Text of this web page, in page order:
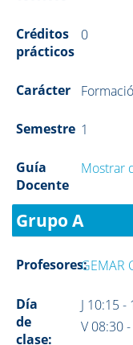
Créditos
prácticos
0
Carácter
Semestre 1
Guía
Docente
Mostrar
Grupo A
Profesores:GEMAR
Día
de
clase:
J 10:15 -
V 08:30